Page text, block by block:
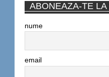
ABONEAZA-TE
nume
email